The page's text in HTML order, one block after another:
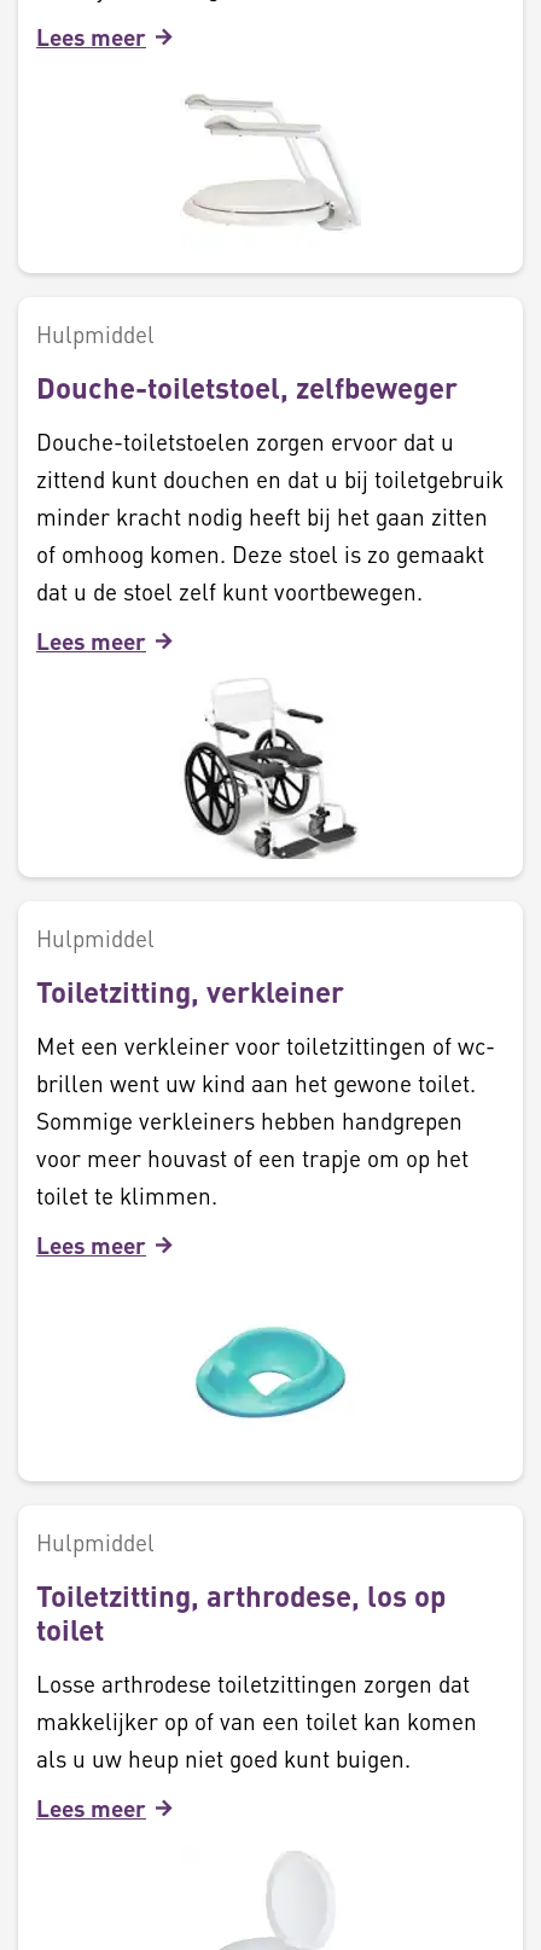
Lees meer
Hulpmiddel
Douche-toiletstoel, zelfbeweger
Douche-toiletstoelen zorgen ervoor dat u
zittend kunt douchen en dat u bij toiletgebruik
minder kracht nodig heeft bij het gaan zitten
of omhoog komen. Deze stoel is zo gemaakt
dat u de stoel zelf kunt voortbewegen.
Lees meer
Hulpmiddel
Toiletzitting, verkleiner
Met een verkleiner voor toiletzittingen of wc-
brillen went uw kind aan het gewone toilet.
Sommige verkleiners hebben handgrepen
voor meer houvast of een trapje om op het
toilet te klimmen.
Lees meer
Hulpmiddel
Toiletzitting, arthrodese, los op
toilet
Losse arthrodese toiletzittingen zorgen dat
makkelijker op of van een toilet kan komen
als u uw heup niet goed kunt buigen.
Lees meer